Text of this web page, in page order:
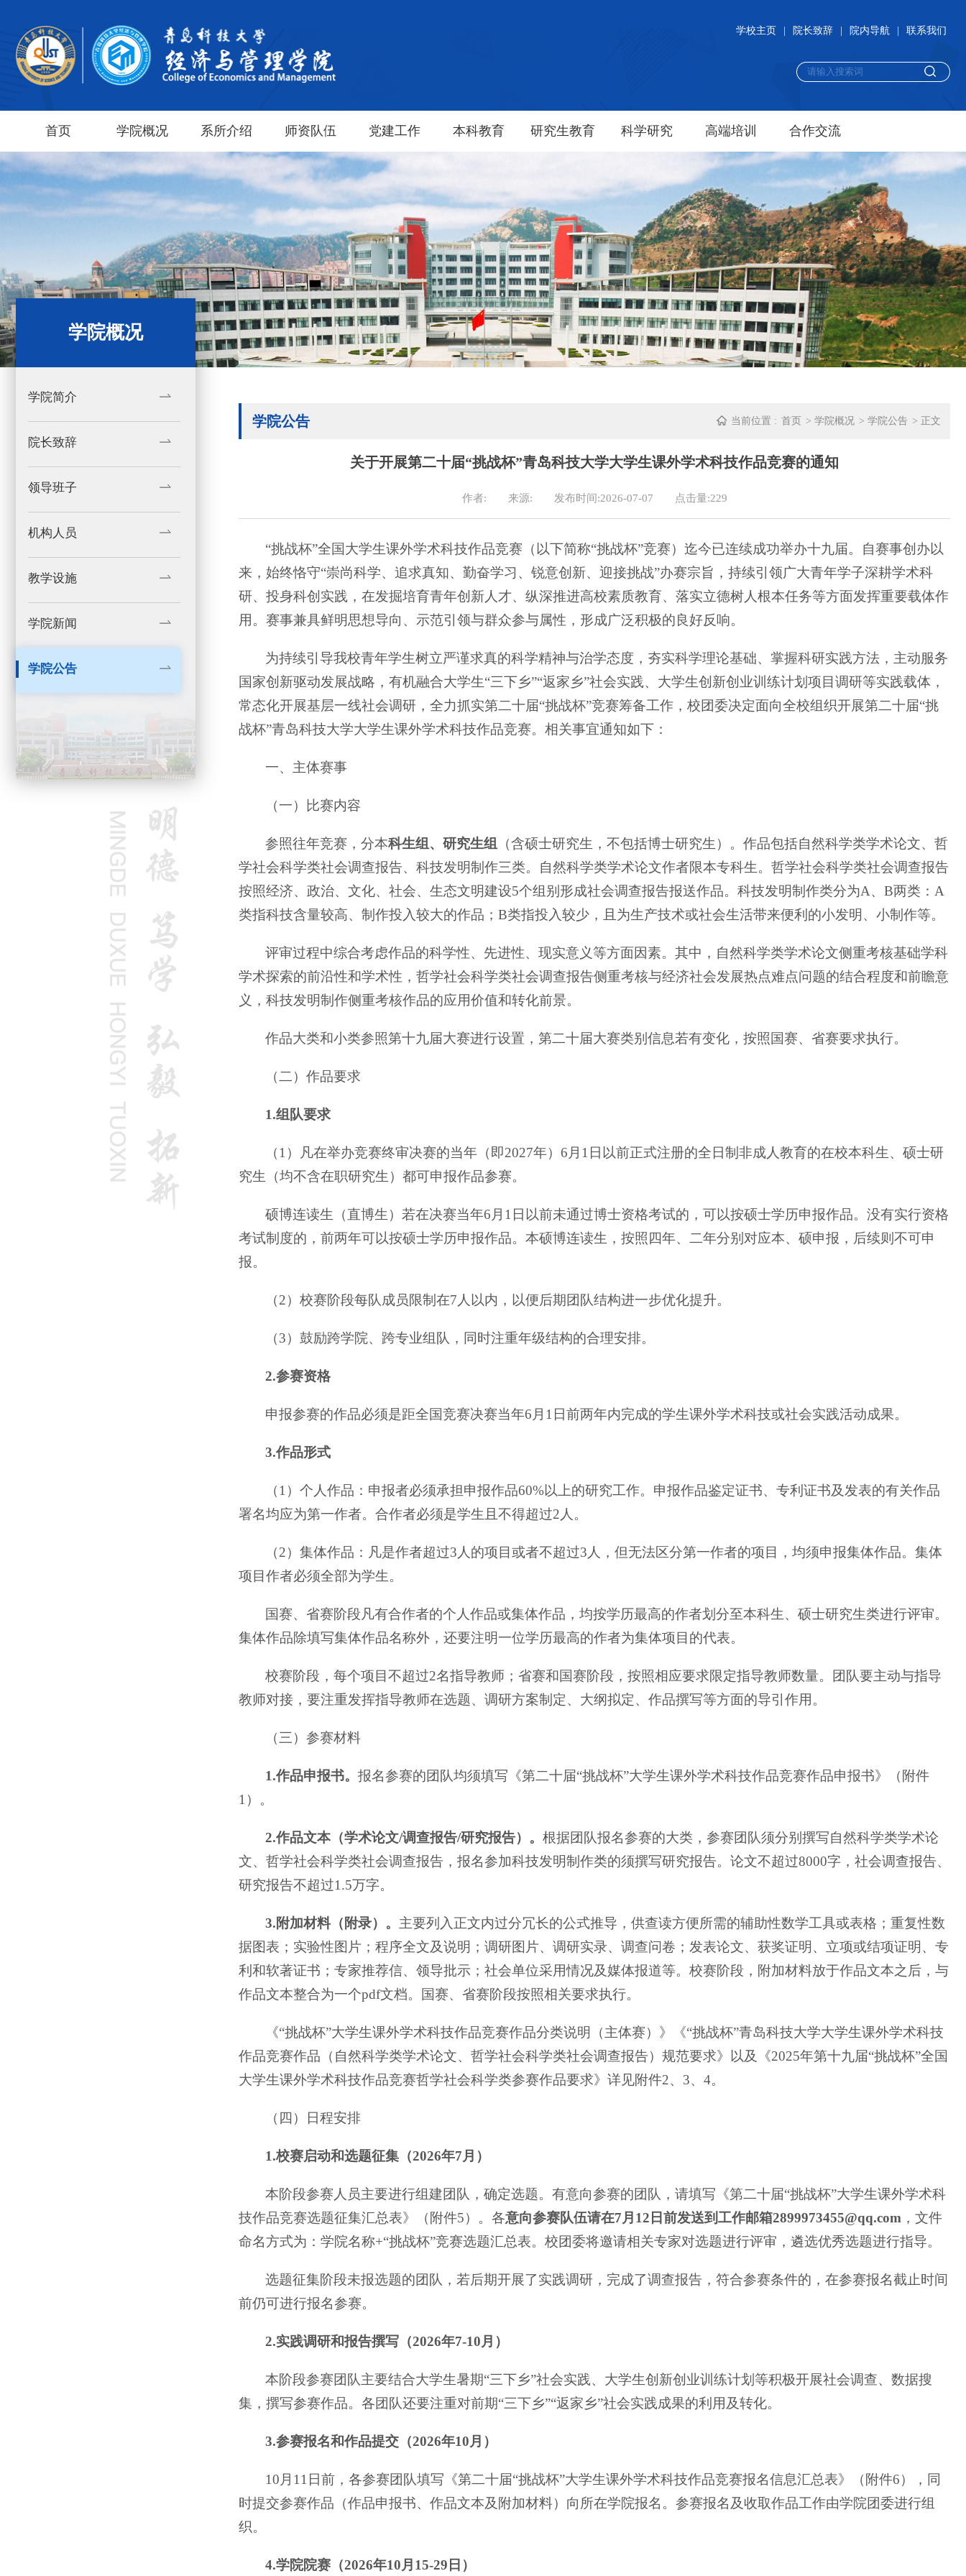
学校主页 院长致辞 院内导航 联系我们
首页 学院概况 系所介绍 师资队伍 党建工作 本科教育 研究生教育 科学研究 高端培训 合作交流
学院概况
学院简介
院长致辞
领导班子
机构人员
教学设施
学院新闻
学院公告
学院公告 当前位置 : 首页 > 学院概况 > 学院公告 > 正文
关于开展第二十届“挑战杯”青岛科技大学大学生课外学术科技作品竞赛的通知
作者: 来源: 发布时间:2026-07-07 点击量:229
“挑战杯”全国大学生课外学术科技作品竞赛（以下简称“挑战杯”竞赛）迄今已连续成功举办十九届。自赛事创办以
来，始终恪守“崇尚科学、追求真知、勤奋学习、锐意创新、迎接挑战”办赛宗旨，持续引领广大青年学子深耕学术科
研、投身科创实践，在发掘培育青年创新人才、纵深推进高校素质教育、落实立德树人根本任务等方面发挥重要载体作
用。赛事兼具鲜明思想导向、示范引领与群众参与属性，形成广泛积极的良好反响。
为持续引导我校青年学生树立严谨求真的科学精神与治学态度，夯实科学理论基础、掌握科研实践方法，主动服务
国家创新驱动发展战略，有机融合大学生“三下乡”“返家乡”社会实践、大学生创新创业训练计划项目调研等实践载体，
常态化开展基层一线社会调研，全力抓实第二十届“挑战杯”竞赛筹备工作，校团委决定面向全校组织开展第二十届“挑
战杯”青岛科技大学大学生课外学术科技作品竞赛。相关事宜通知如下：
一、主体赛事
（一）比赛内容
参照往年竞赛，分本科生组、研究生组
（含硕士研究生，不包括博士研究生）。作品包括自然科学类学术论文、哲
学社会科学类社会调查报告、科技发明制作三类。自然科学类学术论文作者限本专科生。哲学社会科学类社会调查报告
按照经济、政治、文化、社会、生态文明建设5个组别形成社会调查报告报送作品。科技发明制作类分为A、B两类：A
类指科技含量较高、制作投入较大的作品；B类指投入较少，且为生产技术或社会生活带来便利的小发明、小制作等。
评审过程中综合考虑作品的科学性、先进性、现实意义等方面因素。其中，自然科学类学术论文侧重考核基础学科
学术探索的前沿性和学术性，哲学社会科学类社会调查报告侧重考核与经济社会发展热点难点问题的结合程度和前瞻意
义，科技发明制作侧重考核作品的应用价值和转化前景。
作品大类和小类参照第十九届大赛进行设置，第二十届大赛类别信息若有变化，按照国赛、省赛要求执行。
（二）作品要求
1.组队要求
（1）凡在举办竞赛终审决赛的当年（即2027年）6月1日以前正式注册的全日制非成人教育的在校本科生、硕士研
究生（均不含在职研究生）都可申报作品参赛。
硕博连读生（直博生）若在决赛当年6月1日以前未通过博士资格考试的，可以按硕士学历申报作品。没有实行资格
考试制度的，前两年可以按硕士学历申报作品。本硕博连读生，按照四年、二年分别对应本、硕申报，后续则不可申
报。
（2）校赛阶段每队成员限制在7人以内，以便后期团队结构进一步优化提升。
（3）鼓励跨学院、跨专业组队，同时注重年级结构的合理安排。
2.参赛资格
申报参赛的作品必须是距全国竞赛决赛当年6月1日前两年内完成的学生课外学术科技或社会实践活动成果。
3.作品形式
（1）个人作品：申报者必须承担申报作品60%以上的研究工作。申报作品鉴定证书、专利证书及发表的有关作品
署名均应为第一作者。合作者必须是学生且不得超过2人。
（2）集体作品：凡是作者超过3人的项目或者不超过3人，但无法区分第一作者的项目，均须申报集体作品。集体
项目作者必须全部为学生。
国赛、省赛阶段凡有合作者的个人作品或集体作品，均按学历最高的作者划分至本科生、硕士研究生类进行评审。
集体作品除填写集体作品名称外，还要注明一位学历最高的作者为集体项目的代表。
校赛阶段，每个项目不超过2名指导教师；省赛和国赛阶段，按照相应要求限定指导教师数量。团队要主动与指导
教师对接，要注重发挥指导教师在选题、调研方案制定、大纲拟定、作品撰写等方面的导引作用。
（三）参赛材料
1.作品申报书。报名参赛的团队均须填写《第二十届“挑战杯”大学生课外学术科技作品竞赛作品申报书》（附件
1）。
2.作品文本（学术论文/调查报告/研究报告）。根据团队报名参赛的大类，参赛团队须分别撰写自然科学类学术论
文、哲学社会科学类社会调查报告，报名参加科技发明制作类的须撰写研究报告。论文不超过8000字，社会调查报告、
研究报告不超过1.5万字。
3.附加材料（附录）。 主要列入正文内过分冗长的公式推导，供查读方便所需的辅助性数学工具或表格；重复性数
据图表；实验性图片；程序全文及说明；调研图片、调研实录、调查问卷；发表论文、获奖证明、立项或结项证明、专
利和软著证书；专家推荐信、领导批示；社会单位采用情况及媒体报道等。校赛阶段，附加材料放于作品文本之后，与
作品文本整合为一个pdf文档。国赛、省赛阶段按照相关要求执行。
《“挑战杯”大学生课外学术科技作品竞赛作品分类说明（主体赛）》《“挑战杯”青岛科技大学大学生课外学术科技
作品竞赛作品（自然科学类学术论文、哲学社会科学类社会调查报告）规范要求》以及《2025年第十九届“挑战杯”全国
大学生课外学术科技作品竞赛哲学社会科学类参赛作品要求》详见附件2、3、4。
（四）日程安排
1.校赛启动和选题征集（2026年7月）
本阶段参赛人员主要进行组建团队，确定选题。有意向参赛的团队，请填写《第二十届“挑战杯”大学生课外学术科
技作品竞赛选题征集汇总表》（附件5）。各意向参赛队伍请在7月12日前发送到工作邮箱2899973455@qq.com ，文件
命名方式为：学院名称+“挑战杯”竞赛选题汇总表。校团委将邀请相关专家对选题进行评审，遴选优秀选题进行指导。
选题征集阶段未报选题的团队，若后期开展了实践调研，完成了调查报告，符合参赛条件的，在参赛报名截止时间
前仍可进行报名参赛。
2.实践调研和报告撰写（2026年7-10月）
本阶段参赛团队主要结合大学生暑期“三下乡”社会实践、大学生创新创业训练计划等积极开展社会调查、数据搜
集，撰写参赛作品。各团队还要注重对前期“三下乡”“返家乡”社会实践成果的利用及转化。
3.参赛报名和作品提交（2026年10月）
10月11日前，各参赛团队填写《第二十届“挑战杯”大学生课外学术科技作品竞赛报名信息汇总表》（附件6），同
时提交参赛作品（作品申报书、作品文本及附加材料）向所在学院报名。参赛报名及收取作品工作由学院团委进行组
织。
4.学院院赛（2026年10月15-29日）